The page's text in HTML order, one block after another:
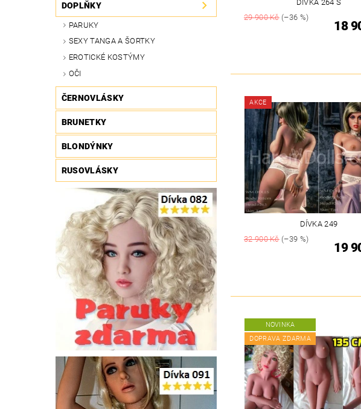
DOPLŇKY
PARUKY
SEXY TANGA A ŠORTKY
EROTICKÉ KOSTÝMY
OČI
ČERNOVLÁSKY
BRUNETKY
BLONDÝNKY
RUSOVLÁSKY
DÍVKA 264 S
29 900 Kč(–36 %)
18
AKCE
DÍVKA 249
32 900 Kč(–39 %)
19
NOVINKA
DOPRAVA ZDARMA